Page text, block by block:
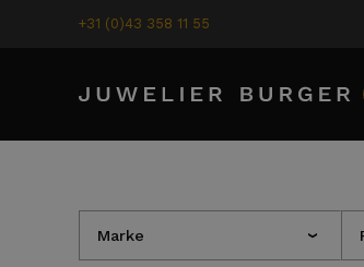
+31 (0)43 358 11 55
Marke ›